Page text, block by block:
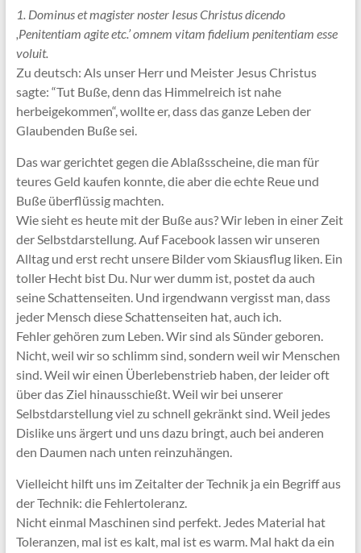
1. Dominus et magister noster Iesus Christus dicendo
,Penitentiam agite etc.’ omnem vitam fidelium penitentiam esse
voluit.
Zu deutsch: Als unser Herr und Meister Jesus Christus
sagte: “Tut Buße, denn das Himmelreich ist nahe
herbeigekommen“, wollte er, dass das ganze Leben der
Glaubenden Buße sei.
Das war gerichtet gegen die Ablaßsscheine, die man für
teures Geld kaufen konnte, die aber die echte Reue und
Buße überflüssig machten.
Wie sieht es heute mit der Buße aus? Wir leben in einer Zeit
der Selbstdarstellung. Auf Facebook lassen wir unseren
Alltag und erst recht unsere Bilder vom Skiausflug liken. Ein
toller Hecht bist Du. Nur wer dumm ist, postet da auch
seine Schattenseiten. Und irgendwann vergisst man, dass
jeder Mensch diese Schattenseiten hat, auch ich.
Fehler gehören zum Leben. Wir sind als Sünder geboren.
Nicht, weil wir so schlimm sind, sondern weil wir Menschen
sind. Weil wir einen Überlebenstrieb haben, der leider oft
über das Ziel hinausschießt. Weil wir bei unserer
Selbstdarstellung viel zu schnell gekränkt sind. Weil jedes
Dislike uns ärgert und uns dazu bringt, auch bei anderen
den Daumen nach unten reinzuhängen.
Vielleicht hilft uns im Zeitalter der Technik ja ein Begriff aus
der Technik: die Fehlertoleranz.
Nicht einmal Maschinen sind perfekt. Jedes Material hat
Toleranzen, mal ist es kalt, mal ist es warm. Mal hakt da ein